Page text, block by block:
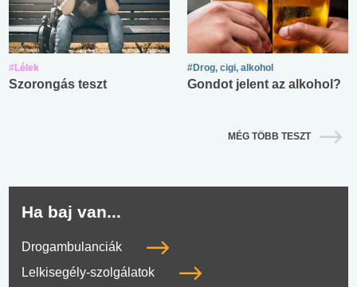
#Lélek
Szorongás teszt
#Drog, cigi, alkohol
Gondot jelent az alkohol?
MÉG TÖBB TESZT
Ha baj van...
Drogambulanciák
Lelkisegély-szolgálatok